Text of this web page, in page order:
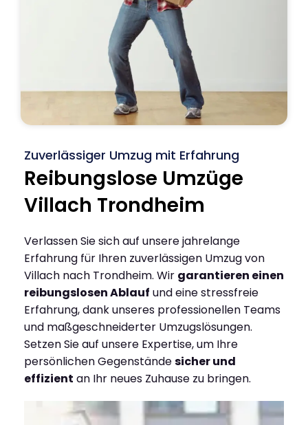
Zuverlässiger Umzug mit Erfahrung
Reibungslose Umzüge
Villach Trondheim
Verlassen Sie sich auf unsere jahrelange
Erfahrung für Ihren zuverlässigen Umzug von
Villach nach Trondheim. Wir garantieren einen
reibungslosen Ablauf und eine stressfreie
Erfahrung, dank unseres professionellen Teams
und maßgeschneiderter Umzugslösungen.
Setzen Sie auf unsere Expertise, um Ihre
persönlichen Gegenständesicher und
effizient an Ihr neues Zuhause zu bringen.